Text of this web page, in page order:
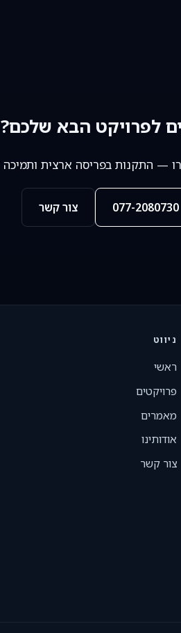
לפרויקט הבא שלכם?
— התקנות בפריסה ארצית ותמיכה 24/7.
077-2080730 צור קשר
ניווט
ראשי
פרויקטים
מאמרים
אודותינו
צור קשר